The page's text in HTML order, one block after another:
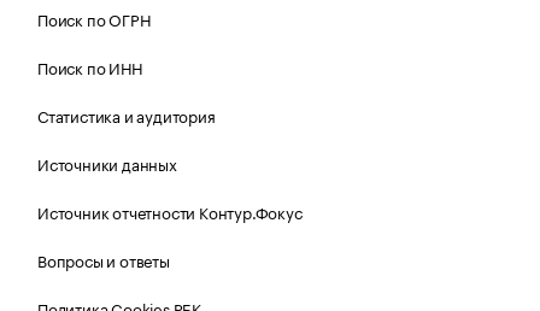
Поиск по ОГРН
Поиск по ИНН
Статистика и аудитория
Источники данных
Источник отчетности Контур.Фокус
Вопросы и ответы